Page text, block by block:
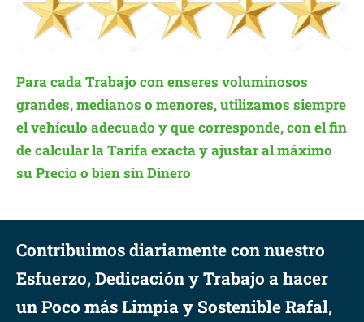
Para cada Trabajo con enseres voluminosos
grandes, medianos o menores, utilizamos siempre
el vehículo adecuado y que corresponde, con el fin
de calcular la Tarifa exacta y ajustar al máximo
su Precio o bien sin Dinero
Contribuimos diariamente con nuestro
Esfuerzo, Dedicación y Trabajo a hacer
un Poco más Limpia y Sostenible Rafal,